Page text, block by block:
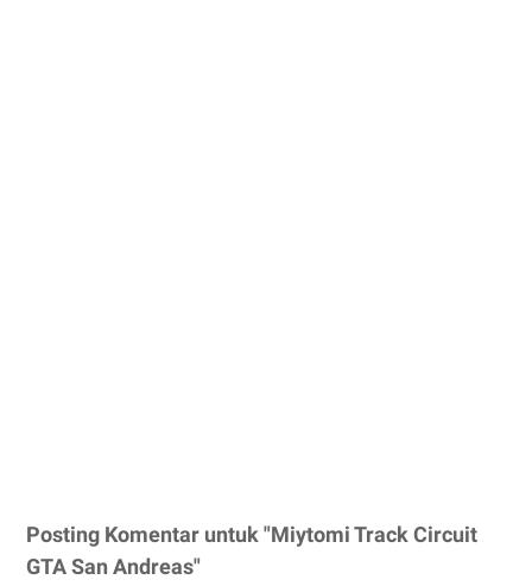
Posting Komentar untuk "Miytomi Track Circuit
GTA San Andreas"